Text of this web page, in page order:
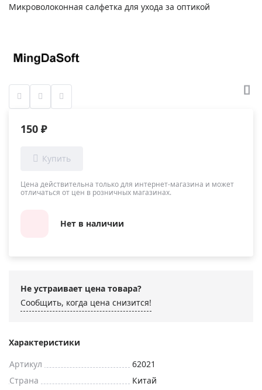
Микроволоконная салфетка для ухода за оптикой
150 ₽
Цена действительна только для интернет-магазина и может
отличаться от цен в розничных магазинах.
Нет в наличии
Не устраивает цена товара?
Сообщить, когда цена снизится!
Характеристики
Артикул
62021
Страна
Китай